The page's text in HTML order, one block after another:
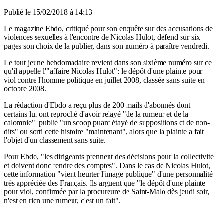
Publié le 15/02/2018 à 14:13
Le magazine Ebdo, critiqué pour son enquête sur des accusations de
violences sexuelles à l'encontre de Nicolas Hulot, défend sur six
pages son choix de la publier, dans son numéro à paraître vendredi.
Le tout jeune hebdomadaire revient dans son sixième numéro sur ce
qu'il appelle l'"affaire Nicolas Hulot": le dépôt d'une plainte pour
viol contre l'homme politique en juillet 2008, classée sans suite en
octobre 2008.
La rédaction d'Ebdo a reçu plus de 200 mails d'abonnés dont
certains lui ont reproché d'avoir relayé "de la rumeur et de la
calomnie", publié "un scoop puant étayé de suppositions et de non-
dits" ou sorti cette histoire "maintenant", alors que la plainte a fait
l'objet d'un classement sans suite.
Pour Ebdo, "les dirigeants prennent des décisions pour la collectivité
et doivent donc rendre des comptes". Dans le cas de Nicolas Hulot,
cette information "vient heurter l'image publique" d'une personnalité
très appréciée des Français. Ils arguent que "le dépôt d'une plainte
pour viol, confirmée par la procureure de Saint-Malo dès jeudi soir,
n'est en rien une rumeur, c'est un fait".